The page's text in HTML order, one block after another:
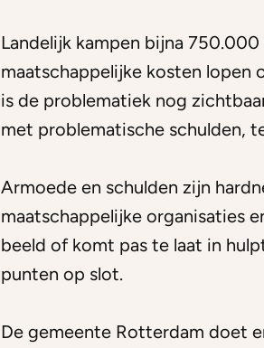
Landelijk kampen bijna
maatschappelijke kosten lopen
is de problematiek nog
met problematische schulden,
Armoede en schulden zijn
maatschappelijke organisaties
beeld of komt pas te laat in
punten op slot.
De gemeente Rotterdam doet